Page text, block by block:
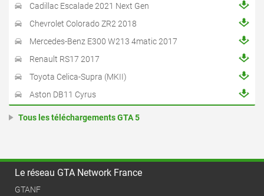
Cadillac Escalade 2021 Next Gen
Chevrolet Colorado ZR2 2018
Mercedes-Benz E300 W213 4matic 2017
Renault RS17 2017
Toyota Celica-Supra (MKII)
Aston DB11 Cyrus
Tous les téléchargements GTA 5
Le réseau GTA Network France
GTANF